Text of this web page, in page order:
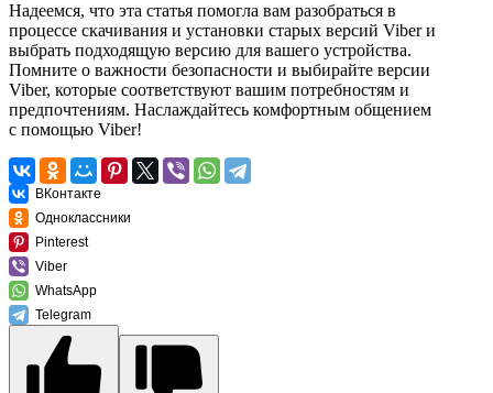
Надеемся, что эта статья помогла вам разобраться в
процессе скачивания и установки старых версий Viber и
выбрать подходящую версию для вашего устройства.
Помните о важности безопасности и выбирайте версии
Viber, которые соответствуют вашим потребностям и
предпочтениям. Наслаждайтесь комфортным общением
с помощью Viber!
ВКонтакте
Одноклассники
Pinterest
Viber
WhatsApp
Telegram